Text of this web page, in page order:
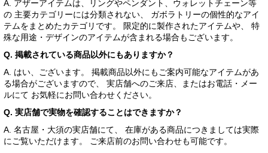
A. アザーアイテムは、リングやペンダント、ウォレットチェーン等
の 主要カテゴリーには分類されない、 ガボラトリーの個性的なアイ
テムをまとめたカテゴリです。 限定的に製作されたアイテムや、 特
殊な用途・デザインのアイテムが含まれる場合もございます。
Q. 掲載されている商品以外にもありますか？
A. はい、ございます。 掲載商品以外にもご案内可能なアイテムがあ
る場合がございますので、 実店舗へのご来店、またはお電話・メー
ルにて お気軽にお問い合わせください。
Q. 実店舗で実物を確認することはできますか？
A. 名古屋・大須の実店舗にて、 在庫がある商品につきましては実際
にご覧いただけます。 ご来店前のお問い合わせも可能です。